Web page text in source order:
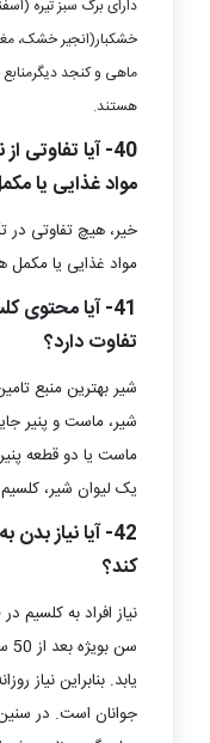
دارای برگ سبز تیره
خشکبار(انجیر خشک، مغز
ماهی و کنجد دیگرمنابع
هستند.
40- آیا تفاوتی از
مواد غذایی یا
خیر، هیچ تفاوتی در
مواد غذایی یا مکمل ها
41- آیا محتوی
تفاوت دارد؟
شیر بهترین منبع
شیر، ماست و پنیر
ماست یا دو قطعه
یک لیوان شیر، کلسیم
42- آیا نیاز بدن
کند؟
نیاز افراد به کلسیم
سن
یابد. بنابراین نیاز